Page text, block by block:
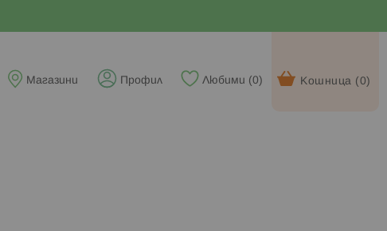
Кошница (0)
Любими (0)
Профил
Магазини